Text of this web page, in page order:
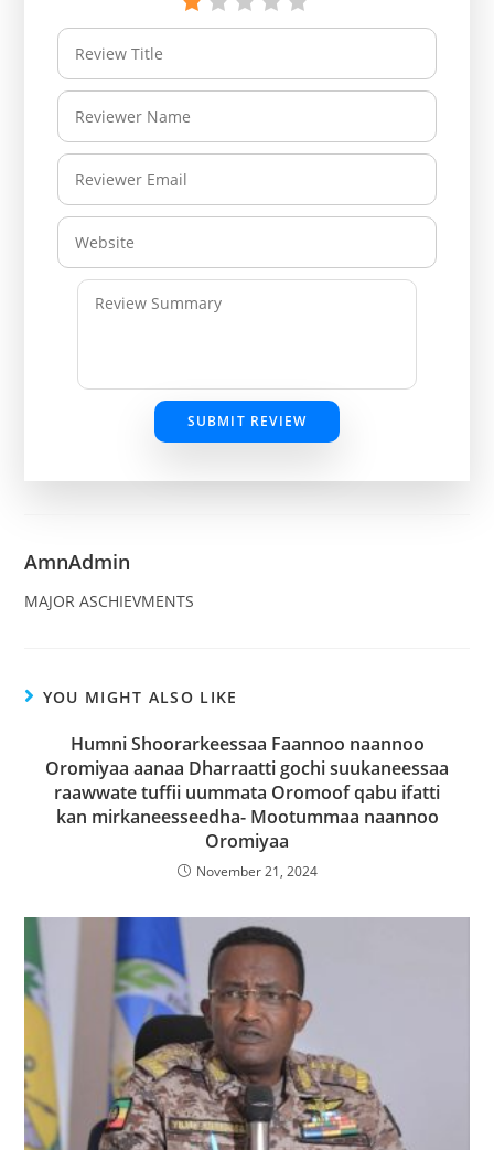
SUBMIT REVIEW
AmnAdmin
MAJOR ASCHIEVMENTS
YOU MIGHT ALSO LIKE
Humni Shoorarkeessaa Faannoo naannoo
Oromiyaa aanaa Dharraatti gochi suukaneessaa
raawwate tuffii uummata Oromoof qabu ifatti
kan mirkaneesseedha- Mootummaa naannoo
Oromiyaa
November 21, 2024